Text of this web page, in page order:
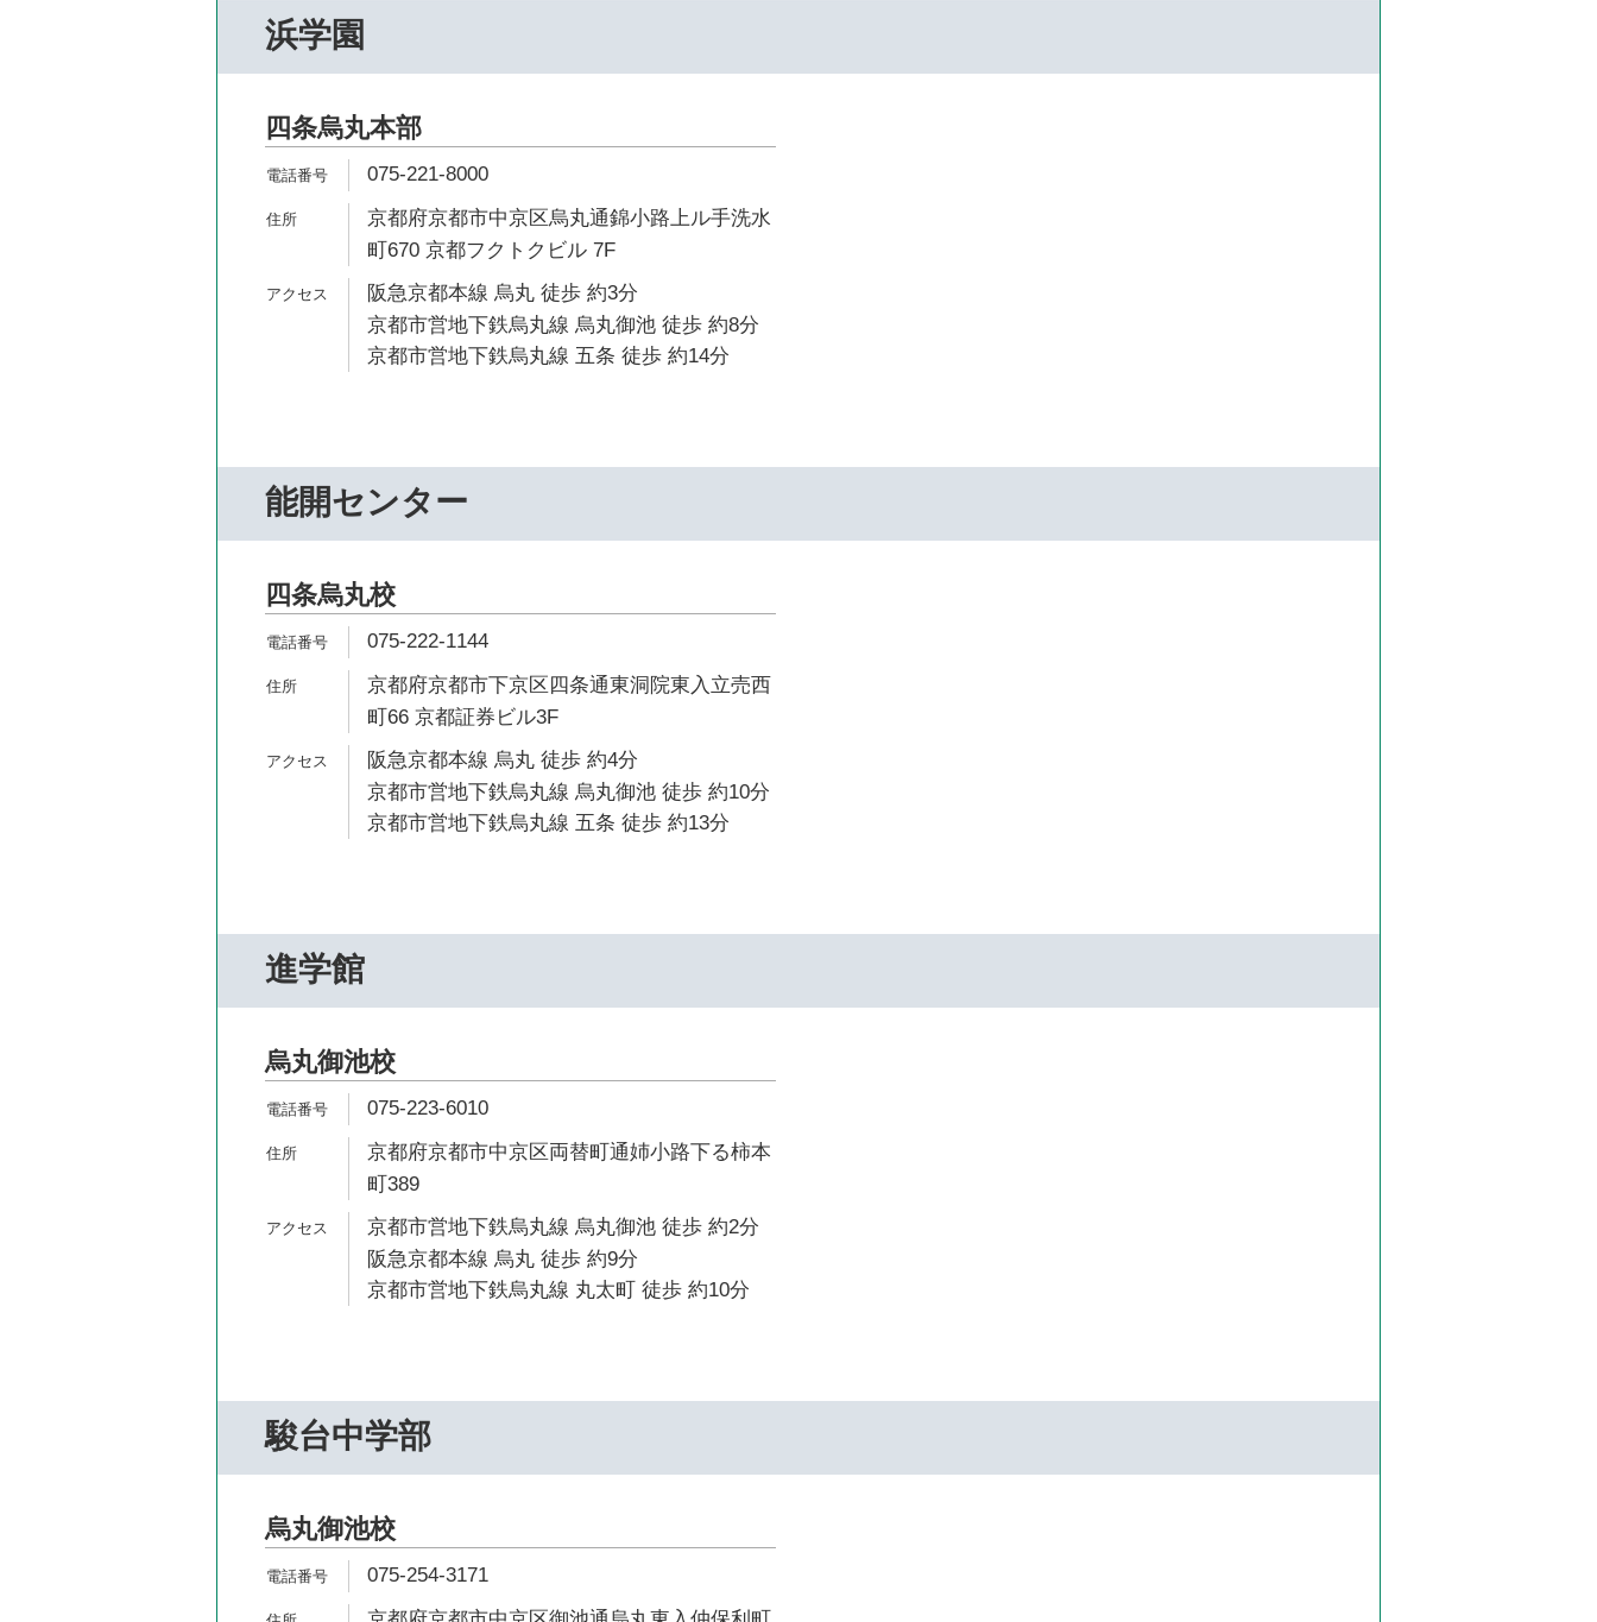
浜学園
四条烏丸本部
075-221-8000
京都府京都市中京区烏丸通錦小路上ル手洗水
町670 京都フクトクビル 7F
阪急京都本線 烏丸 徒歩 約3分
京都市営地下鉄烏丸線 烏丸御池 徒歩 約8分
京都市営地下鉄烏丸線 五条 徒歩 約14分
能開センター
四条烏丸校
075-222-1144
京都府京都市下京区四条通東洞院東入立売西
町66 京都証券ビル3F
阪急京都本線 烏丸 徒歩 約4分
京都市営地下鉄烏丸線 烏丸御池 徒歩 約10分
京都市営地下鉄烏丸線 五条 徒歩 約13分
進学館
烏丸御池校
075-223-6010
京都府京都市中京区両替町通姉小路下る柿本
町389
京都市営地下鉄烏丸線 烏丸御池 徒歩 約2分
阪急京都本線 烏丸 徒歩 約9分
京都市営地下鉄烏丸線 丸太町 徒歩 約10分
駿台中学部
烏丸御池校
075-254-3171